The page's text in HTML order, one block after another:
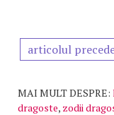
articolul
MAI MULT DESPRE:
dragoste, zodii